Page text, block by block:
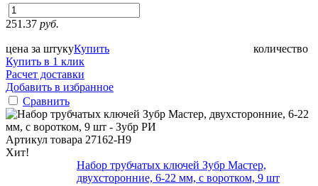
251.37 руб.
цена за штуку количество
Купить
Купить в 1 клик
Расчет доставки
Добавить в избранное
Сравнить
Артикул товара 27162-H9
Хит!
Набор трубчатых ключей Зубр Мастер,
двухсторонние, 6-22 мм, с воротком, 9 шт